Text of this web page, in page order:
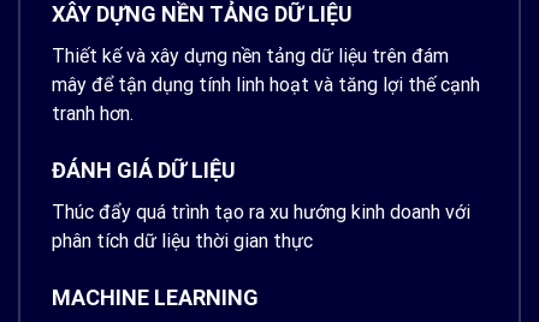
XÂY DỰNG NỀN TẢNG DỮ LIỆU
Thiết kế và xây dựng nền tảng dữ liệu trên đám
mây để tận dụng tính linh hoạt và tăng lợi thế cạnh
tranh hơn.
ĐÁNH GIÁ DỮ LIỆU
Thúc đẩy quá trình tạo ra xu hướng kinh doanh với
phân tích dữ liệu thời gian thực
MACHINE LEARNING